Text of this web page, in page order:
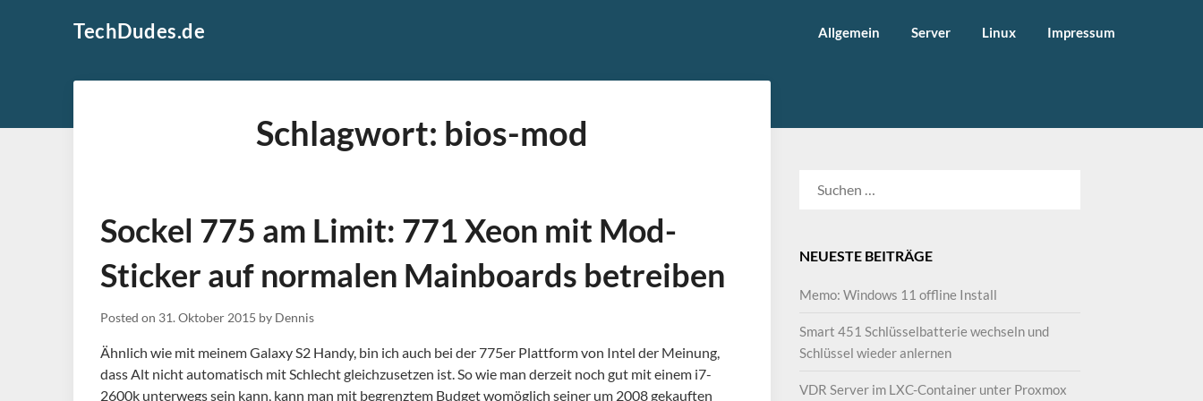
TechDudes.de Allgemein Server Linux Impressum
Schlagwort: bios-mod
Sockel 775 am Limit: 771 Xeon mit Mod-
Sticker auf normalen Mainboards betreiben
Posted on 31. Oktober 2015 by Dennis
Ähnlich wie mit meinem Galaxy S2 Handy, bin ich auch bei der 775er Plattform von Intel der Meinung,
dass Alt nicht automatisch mit Schlecht gleichzusetzen ist. So wie man derzeit noch gut mit einem i7-
2600k unterwegs sein kann, kann man mit begrenztem Budget womöglich seiner um 2008 gekauften
NEUESTE BEITRÄGE
Memo: Windows 11 offline Install
Smart 451 Schlüsselbatterie wechseln und
Schlüssel wieder anlernen
VDR Server im LXC-Container unter Proxmox